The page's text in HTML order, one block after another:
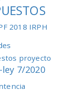
2018 IRPH
proyecto
7/2020